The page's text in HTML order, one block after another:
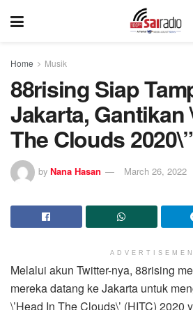
Home Musik
88rising Siap
Jakarta, Gantikan
The Clouds 2020\”
by Nana Hasan March 26, 2022
Melalui akun Twitter-nya, 88rising
mereka datang ke Jakarta untuk
\’Head In The Clouds\’ (HITC) 2020